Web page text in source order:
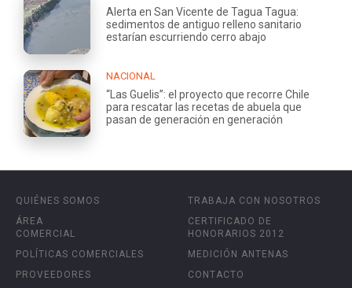
Alerta en San Vicente de Tagua Tagua:
sedimentos de antiguo relleno sanitario
estarían escurriendo cerro abajo
NACIONAL
“Las Guelis”: el proyecto que recorre Chile
para rescatar las recetas de abuela que
pasan de generación en generación
QUIÉNES SOMOS
ÁREA
COMERCIAL
POLÍTICAS COMERCIALES
PROVEEDORES
TRABAJA CON NOSOTROS
CERTIFICADO DE
HONORARIOS 2012
MEDICIÓN ANTENAS
CONTACTO